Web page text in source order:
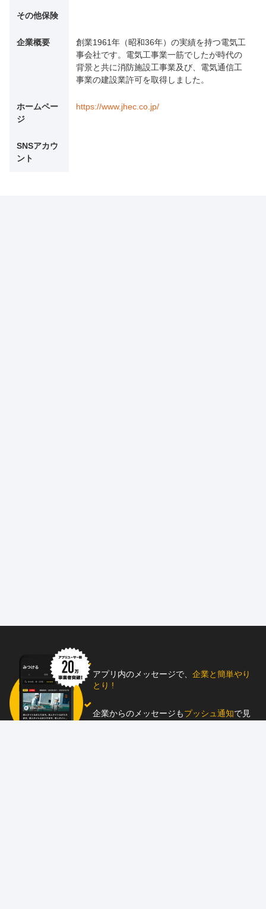
その他保険
企業概要
創業1961年（昭和36年）の実績を持つ電気工
事会社です。電気工事業一筋でしたが時代の
背景と共に消防施設工事業及び、電気通信工
事業の建設業許可を取得しました。
ホームペー
ジ
https://www.jhec.co.jp/
SNSアカウ
ント
アプリ内のメッセージで、 企業と簡単やり
とり !
企業からのメッセージもプッシュ通知で見